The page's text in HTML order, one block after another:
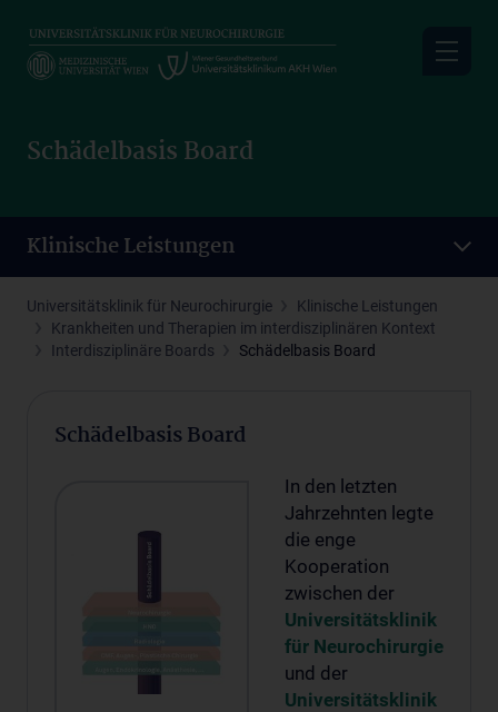
main
Schädelbasis Board
Klinische Leistungen
Universitätsklinik für Neurochirurgie
Klinische Leistungen
Krankheiten und Therapien im interdisziplinären Kontext
Interdisziplinäre Boards
Schädelbasis Board
Schädelbasis Board
In den letzten
Jahrzehnten legte
die enge
Kooperation
zwischen der
Universitätsklinik
für Neurochirurgie
und der
Universitätsklinik